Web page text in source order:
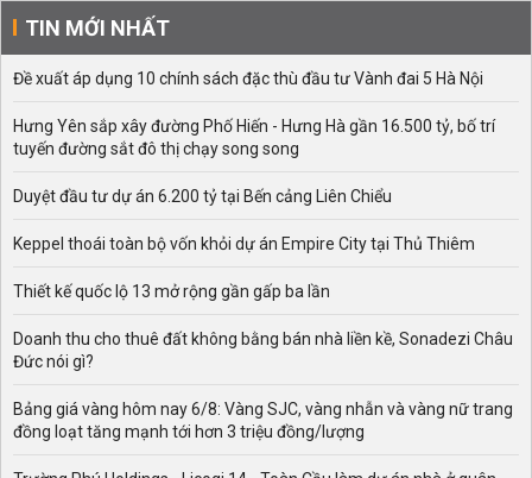
TIN MỚI NHẤT
Đề xuất áp dụng 10 chính sách đặc thù đầu tư Vành đai 5 Hà Nội
Hưng Yên sắp xây đường Phố Hiến - Hưng Hà gần 16.500 tỷ, bố trí
tuyến đường sắt đô thị chạy song song
Duyệt đầu tư dự án 6.200 tỷ tại Bến cảng Liên Chiểu
Keppel thoái toàn bộ vốn khỏi dự án Empire City tại Thủ Thiêm
Thiết kế quốc lộ 13 mở rộng gần gấp ba lần
Doanh thu cho thuê đất không bằng bán nhà liền kề, Sonadezi Châu
Đức nói gì?
Bảng giá vàng hôm nay 6/8: Vàng SJC, vàng nhẫn và vàng nữ trang
đồng loạt tăng mạnh tới hơn 3 triệu đồng/lượng